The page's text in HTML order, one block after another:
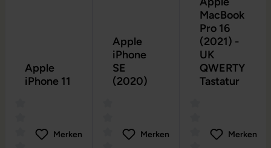
Apple
iPhone 11
Merken
Apple
iPhone
SE
(2020)
Merken
MacBook
Pro 16
(2021) -
UK
QWERTY
Tastatur
Merken